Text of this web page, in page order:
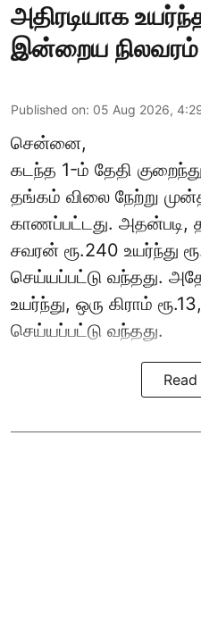
அதிரடியாக
இன்றைய
Published on: 05 Aug 2026,
சென்னை,
கடந்த 1-ம் தேதி
தங்கம் விலை நேற்று
காணப்பட்டது. அதன்படி,
சவரன் ரூ.240 உயர்ந்து
செய்யப்பட்டு வந்தது.
உயர்ந்து, ஒரு கிராம்
செய்யப்பட்டு வந்தது.